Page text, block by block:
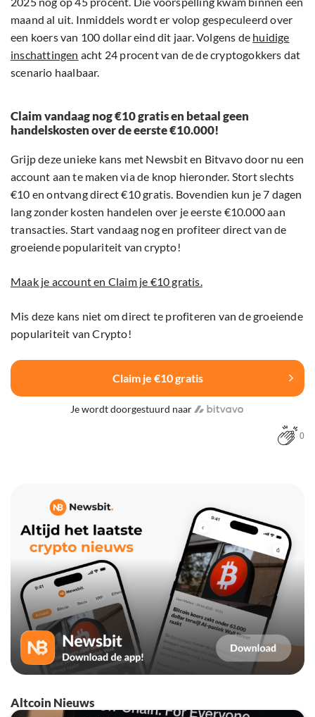
maand al uit. Inmiddels wordt er volop gespeculeerd over
een koers van 100 dollar eind dit jaar. Volgens de huidige
inschattingen acht 24 procent van de de cryptogokkers dat
scenario haalbaar.
Claim vandaag nog €10 gratis en betaal geen
handelskosten over de eerste €10.000!
Grijp deze unieke kans met Newsbit en Bitvavo door nu een
account aan te maken via de knop hieronder. Stort slechts
€10 en ontvang direct €10 gratis. Bovendien kun je 7 dagen
lang zonder kosten handelen over je eerste €10.000 aan
transacties. Start vandaag nog en profiteer direct van de
groeiende populariteit van crypto!
Maak je account en Claim je €10 gratis.
Mis deze kans niet om direct te profiteren van de groeiende
populariteit van Crypto!
Claim je €10 gratis
Je wordt doorgestuurd naar
0
Altcoin Nieuws